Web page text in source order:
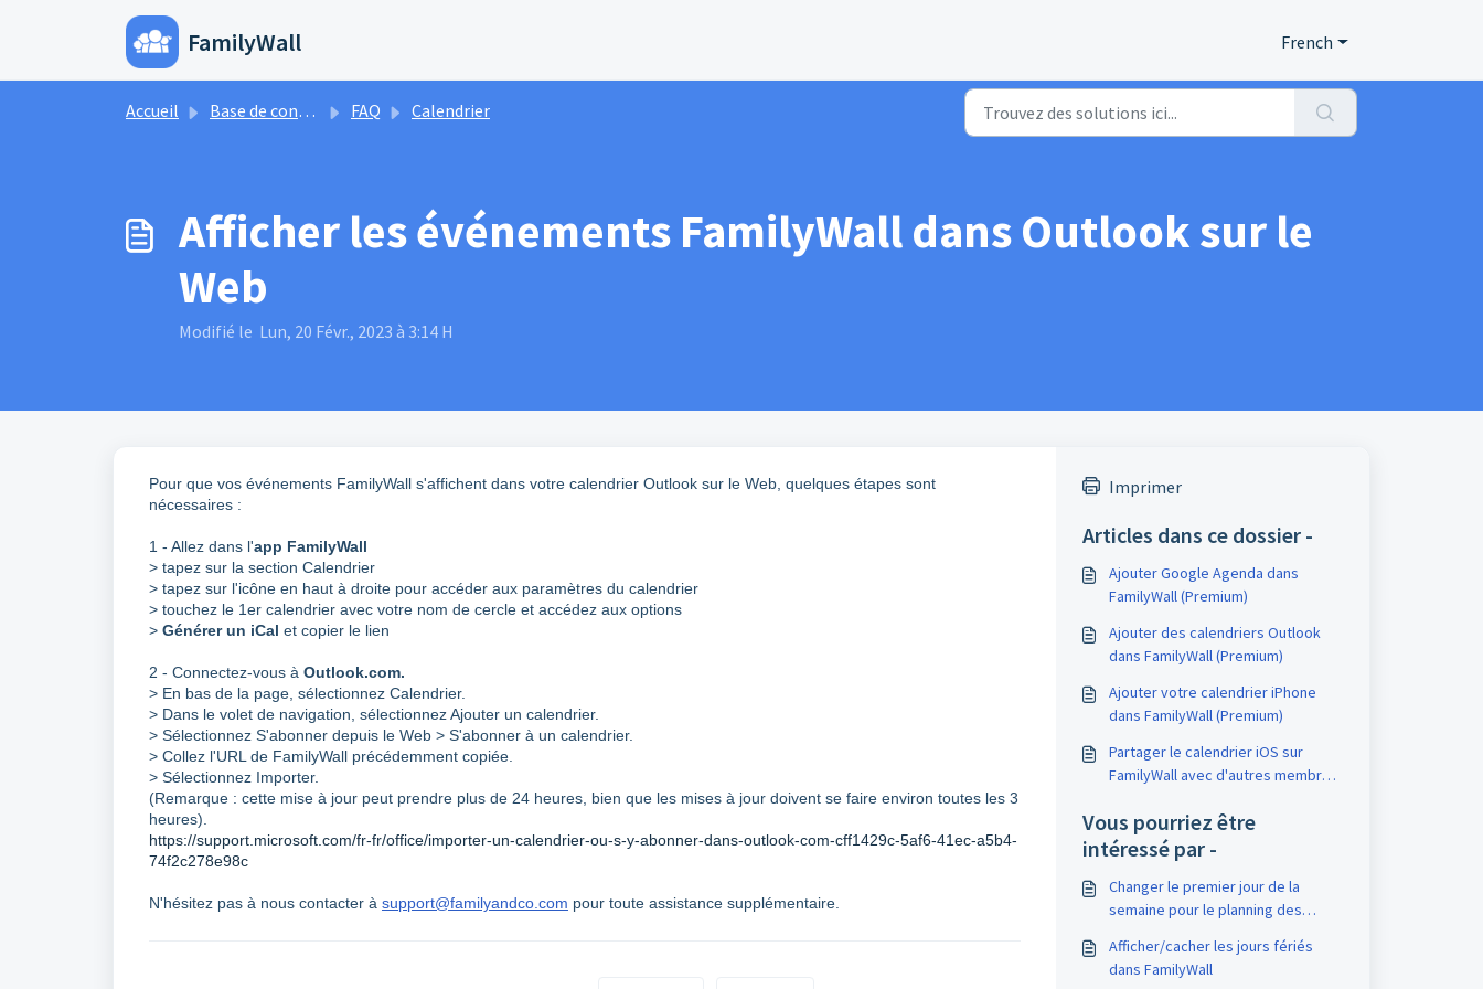
Passer au contenu principal
FamilyWall
Accueil Base de connaissances
French
Accueil Base de connaissances FAQ Calendrier
Afficher les événements FamilyWall dans Outlook sur le
Web
Modifié le Lun, 20 Févr., 2023 à 3:14 H
Pour que vos événements FamilyWall s'affichent dans votre calendrier Outlook sur le Web, quelques étapes sont
nécessaires :
1 - Allez dans l'app FamilyWall
> tapez sur la section Calendrier
> tapez sur l'icône en haut à droite pour accéder aux paramètres du calendrier
> touchez le 1er calendrier avec votre nom de cercle et accédez aux options
> Générer un iCal et copier le lien
2 - Connectez-vous à Outlook.com.
> En bas de la page, sélectionnez Calendrier.
> Dans le volet de navigation, sélectionnez Ajouter un calendrier.
> Sélectionnez S'abonner depuis le Web > S'abonner à un calendrier.
> Collez l'URL de FamilyWall précédemment copiée.
> Sélectionnez Importer.
(Remarque : cette mise à jour peut prendre plus de 24 heures, bien que les mises à jour doivent se faire environ toutes les 3
heures).
https://support.microsoft.com/fr-fr/office/importer-un-calendrier-ou-s-y-abonner-dans-outlook-com-cff1429c-5af6-41ec-a5b4-
74f2c278e98c
N'hésitez pas à nous contacter à support@familyandco.com pour toute assistance supplémentaire.
Imprimer
Articles dans ce dossier -
Ajouter Google Agenda dans
FamilyWall (Premium)
Ajouter des calendriers Outlook
dans FamilyWall (Premium)
Ajouter votre calendrier iPhone
dans FamilyWall (Premium)
Partager le calendrier iOS sur
FamilyWall avec d'autres membres
Vous pourriez être
intéressé par -
Changer le premier jour de la
semaine pour le planning des
Afficher/cacher les jours fériés
dans FamilyWall